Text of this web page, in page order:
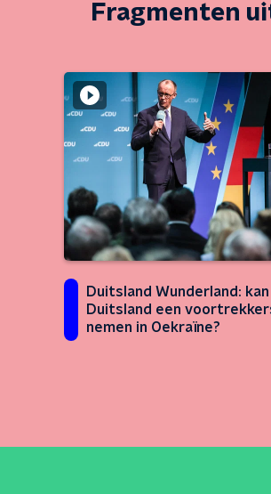
Fragmenten
Duitsland Wunderland: kan
Duitsland een
nemen in Oekraïne?